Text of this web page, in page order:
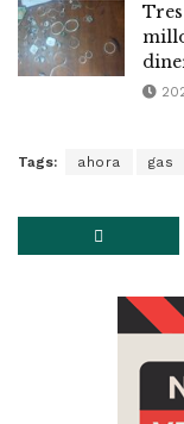
Tags: ahora gas